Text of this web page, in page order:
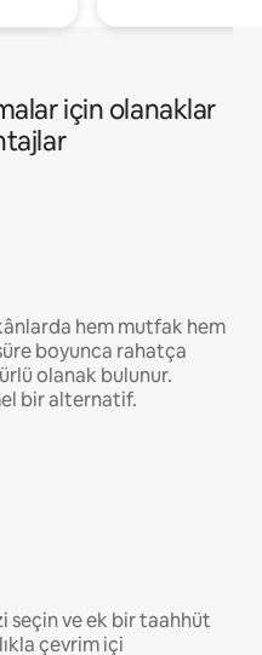
için olanaklar
hem mutfak hem
boyunca rahatça
olanak bulunur.
bir alternatif.
seçin ve ek bir taahhüt
çevrim içi